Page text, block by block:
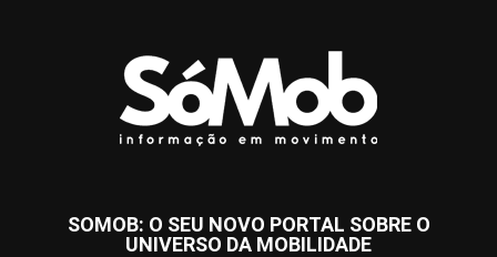
SOMOB: O SEU NOVO PORTAL SOBRE O
UNIVERSO DA MOBILIDADE